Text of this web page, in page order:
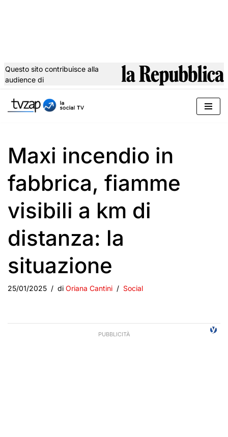
al
Questo sito contribuisce alla
audience di
Maxi incendio in
fabbrica, fiamme
visibili a km di
distanza: la
situazione
25/01/2025 di Oriana Cantini Social